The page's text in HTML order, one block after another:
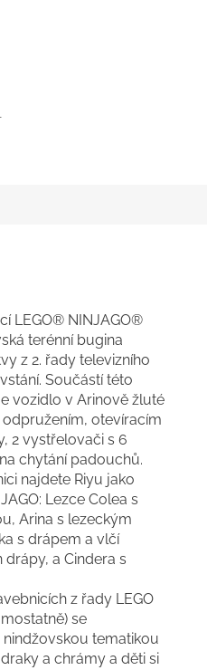
LEGO® NINJAGO®
terénní bugina
z 2. řady televizního
Součástí této
vozidlo v Arinově žluté
otevíracím
2 vystřelovači s 6
chytání padouchů.
najdete Riyu jako
Lezce Colea s
Arina s lezeckým
s drápem a vlčí
a Cindera s
z řady LEGO
se
tematikou
a chrámy a děti si